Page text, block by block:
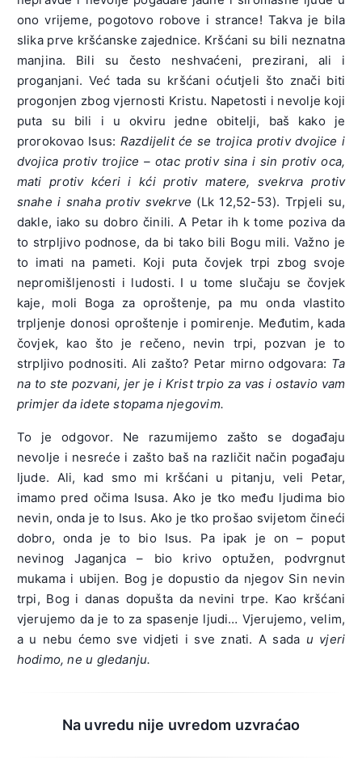
ono vrijeme, pogotovo robove i strance! Takva je bila
slika prve kršćanske zajednice. Kršćani su bili neznatna
manjina. Bili su često neshvaćeni, prezirani, ali i
proganjani. Već tada su kršćani oćutjeli što znači biti
progonjen zbog vjernosti Kristu. Napetosti i nevolje koji
puta su bili i u okviru jedne obitelji, baš kako je
prorokovao Isus: Razdijelit će se trojica protiv dvojice i
dvojica protiv trojice – otac protiv sina i sin protiv oca,
mati protiv kćeri i kći protiv matere, svekrva protiv
snahe i snaha protiv svekrve (Lk 12,52-53). Trpjeli su,
dakle, iako su dobro činili. A Petar ih k tome poziva da
to strpljivo podnose, da bi tako bili Bogu mili. Važno je
to imati na pameti. Koji puta čovjek trpi zbog svoje
nepromišljenosti i ludosti. I u tome slučaju se čovjek
kaje, moli Boga za oproštenje, pa mu onda vlastito
trpljenje donosi oproštenje i pomirenje. Međutim, kada
čovjek, kao što je rečeno, nevin trpi, pozvan je to
strpljivo podnositi. Ali zašto? Petar mirno odgovara: Ta
na to ste pozvani, jer je i Krist trpio za vas i ostavio vam
primjer da idete stopama njegovim.
To je odgovor. Ne razumijemo zašto se događaju
nevolje i nesreće i zašto baš na različit način pogađaju
ljude. Ali, kad smo mi kršćani u pitanju, veli Petar,
imamo pred očima Isusa. Ako je tko među ljudima bio
nevin, onda je to Isus. Ako je tko prošao svijetom čineći
dobro, onda je to bio Isus. Pa ipak je on – poput
nevinog Jaganjca – bio krivo optužen, podvrgnut
mukama i ubijen. Bog je dopustio da njegov Sin nevin
trpi, Bog i danas dopušta da nevini trpe. Kao kršćani
vjerujemo da je to za spasenje ljudi… Vjerujemo, velim,
a u nebu ćemo sve vidjeti i sve znati. A sada u vjeri
hodimo, ne u gledanju.
Na uvredu nije uvredom uzvraćao